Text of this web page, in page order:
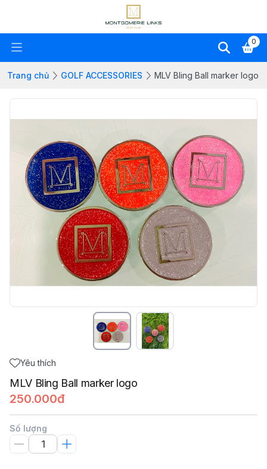
0
Trang chủ GOLF ACCESSORIES MLV Bling Ball marker logo
Yêu thích
MLV Bling Ball marker logo
250.000đ
Số lượng